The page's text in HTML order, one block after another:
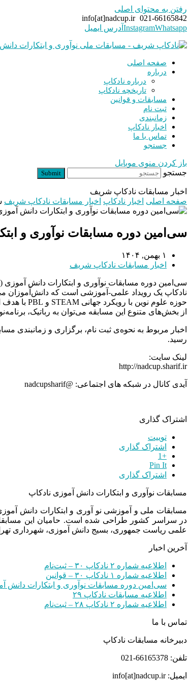
رفتن به محتوای اصلی
021-66165842
info[at]nadcup.ir
InstagramWhatsapp آدرس ایمیل
صفحه اصلی
درباره
درباره نادکاپ
تاریخچه نادکاپ
مسابقات و قوانین
ثبت نام
زمانبندی
اخبار نادکاپ
تماس با ما
جستجو
باز کردن منوی موبایل
جستجو
Submit
اخبار مسابقات نادکاپ شریف
صفحه اصلی اخبار نادکاپ اخبار مسابقات نادکاپ شریف
سی‌امین دوره مسابقات نوآوری و
۱ بهمن, ۱۴۰۴
اخبار مسابقات نادکاپ شریف
سی‌امین دوره مسابقات نوآوری و ابتکارات دانش آموزی (نادکاپ شریف ۳۰) مورخ ۱۰ و ۱۱ اردیبهشت ماه ۱۴۰۵ در
نادکاپ یک رویداد علمی-آموزشی است که دانش‌آموزان
حوزه علوم نوین با رویکرد جهانی STEAM و PBL با هدف ایجاد بروز خلاقیت و تمرین کارگروهی در دانش‌آموزان طراحی و اجرا شده‌است.
از بخش‌های متنوع این مسابقه می‌توان به رباتیک،
اخبار مربوط به نحوه‌ی ثبت نام، برگزاری و زمانبندی
رسید.
لینک سایت:
http://nadcup.sharif.ir
آیدی کانال در شبکه های اجتماعی: @nadcupsharif
اشتراک گذاری
توییت
اشتراک گذاری
+1
Pin It
اشتراک گذاری
مسابقات نوآوری و ابتکارات دانش آموزی نادکاپ
مسابقات ملی و آموزشی نو آوری و ابتکارات دانش
در سراسر کشور طراحی شده است. حامیان این
علمی ریاست جمهوری، بسیج دانش آموزی، شهرداری
آخرین اخبار
اطلاعیه شماره ۲ نادکاپ ۳۰ – ثبت‌نام
اطلاعیه شماره ۱ نادکاپ ۳۰ – قوانین
سی‌امین دوره مسابقات نوآوری و ابتکارات دانش
اطلاعیه مسابقات نادکاپ ۲۹
اطلاعیه شماره ۲ نادکاپ ۲۸ – ثبت‌نام
تماس با ما
دبیرخانه مسابقات نادکاپ
تلفن: 66165378-021
ایمیل: info[at]nadcup.ir